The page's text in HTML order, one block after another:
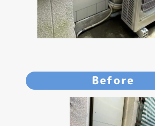
Before